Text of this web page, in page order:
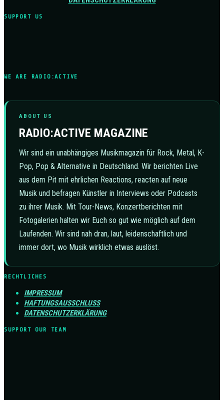
SUPPORT US
WE ARE RADIO:ACTIVE
ABOUT US
RADIO:ACTIVE MAGAZINE
Wir sind ein unabhängiges Musikmagazin für Rock, Metal, K-
Pop, Pop & Alternative in Deutschland. Wir berichten Live
aus dem Pit mit ehrlichen Reactions, reacten auf neue
Musik und befragen Künstler in Interviews oder Podcasts
zu ihrer Musik. Mit Tour-News, Konzertberichten mit
Fotogalerien halten wir Euch so gut wie möglich auf dem
Laufenden. Wir sind nah dran, laut, leidenschaftlich und
immer dort, wo Musik wirklich etwas auslöst.
RECHTLICHES
IMPRESSUM
HAFTUNGSAUSSCHLUSS
DATENSCHUTZERKLÄRUNG
SUPPORT OUR TEAM